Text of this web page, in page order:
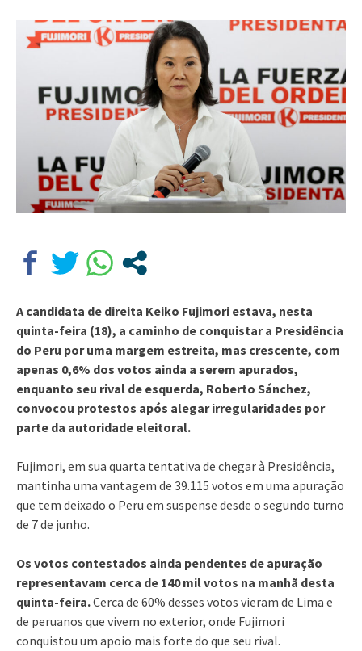
A candidata de direita Keiko Fujimori estava, nesta
quinta-feira (18), a caminho de conquistar a Presidência
do Peru por uma margem estreita, mas crescente, com
apenas 0,6% dos votos ainda a serem apurados,
enquanto seu rival de esquerda, Roberto Sánchez,
convocou protestos após alegar irregularidades por
parte da autoridade eleitoral.
Fujimori, em sua quarta tentativa de chegar à Presidência,
mantinha uma vantagem de 39.115 votos em uma apuração
que tem deixado o Peru em suspense desde o segundo turno
de 7 de junho.
Os votos contestados ainda pendentes de apuração
representavam cerca de 140 mil votos na manhã desta
quinta-feira.Cerca de 60% desses votos vieram de Lima e
de peruanos que vivem no exterior, onde Fujimori
conquistou um apoio mais forte do que seu rival.